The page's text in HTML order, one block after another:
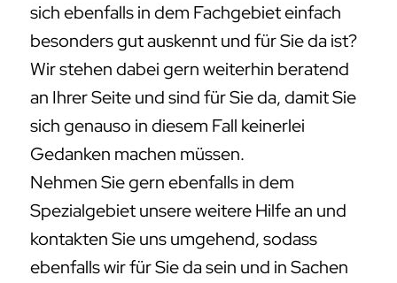
sich ebenfalls in dem Fachgebiet einfach
besonders gut auskennt und für Sie da ist?
Wir stehen dabei gern weiterhin beratend
an Ihrer Seite und sind für Sie da, damit Sie
sich genauso in diesem Fall keinerlei
Gedanken machen müssen.
Nehmen Sie gern ebenfalls in dem
Spezialgebiet unsere weitere Hilfe an und
kontakten Sie uns umgehend, sodass
ebenfalls wir für Sie da sein und in Sachen